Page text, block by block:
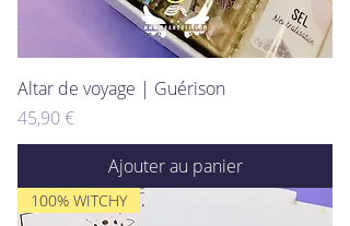
Altar de voyage | Guérison
Prix
45,90 €
Ajouter au panier
100% WITCHY